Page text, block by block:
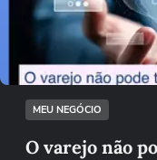
MEU NEGÓCIO
O varejo não